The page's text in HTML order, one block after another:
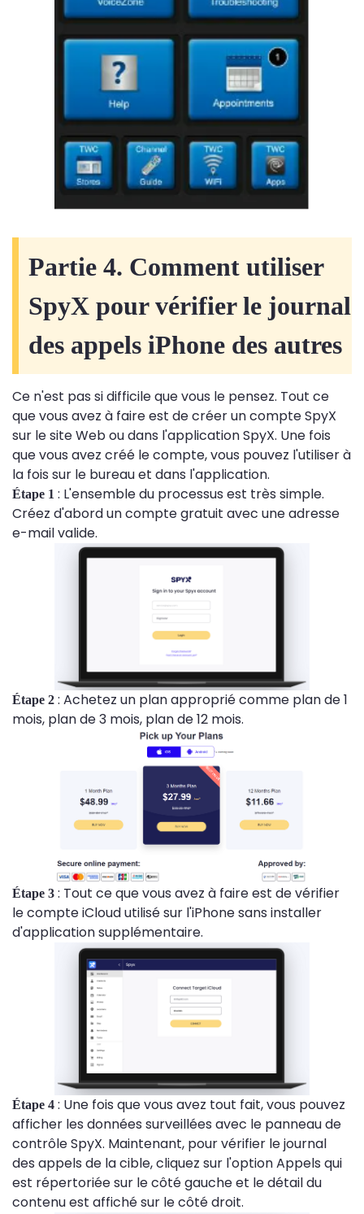
Partie 4. Comment utiliser
SpyX pour vérifier le journal
des appels iPhone des autres
Ce n'est pas si difficile que vous le pensez. Tout ce
que vous avez à faire est de créer un compte SpyX
sur le site Web ou dans l'application SpyX. Une fois
que vous avez créé le compte, vous pouvez l'utiliser à
la fois sur le bureau et dans l'application.
Étape 1 : L'ensemble du processus est très simple.
Créez d'abord un compte gratuit avec une adresse
e-mail valide.
Étape 2 : Achetez un plan approprié comme plan de 1
mois, plan de 3 mois, plan de 12 mois.
Étape 3 : Tout ce que vous avez à faire est de vérifier
le compte iCloud utilisé sur l'iPhone sans installer
d'application supplémentaire.
Étape 4 : Une fois que vous avez tout fait, vous pouvez
afficher les données surveillées avec le panneau de
contrôle SpyX. Maintenant, pour vérifier le journal
des appels de la cible, cliquez sur l'option Appels qui
est répertoriée sur le côté gauche et le détail du
contenu est affiché sur le côté droit.